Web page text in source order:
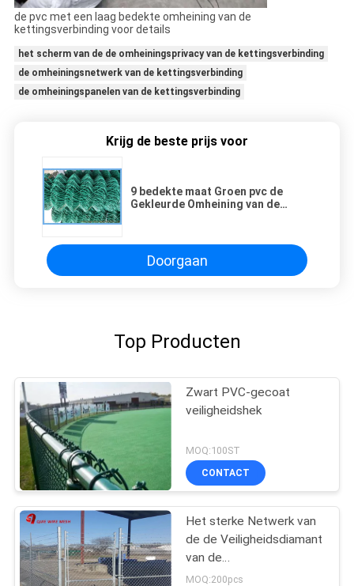
de pvc met een laag bedekte omheining van de
kettingsverbinding voor details
het scherm van de de omheiningsprivacy van de kettingsverbinding
de omheiningsnetwerk van de kettingsverbinding
de omheiningspanelen van de kettingsverbinding
Krijg de beste prijs voor
9 bedekte maat Groen pvc de
Gekleurde Omheining van de
Hoogte
Doorgaan
Top Producten
Zwart PVC-gecoat
veiligheidshek
MOQ:100ST
CONTACT
Het sterke Netwerk van
de de Veiligheidsdiamant
van de
Kettingsverbinding
MOQ:200pcs